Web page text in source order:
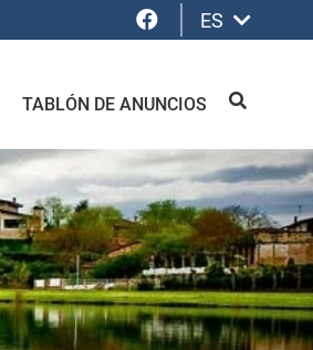
Facebook
ES
TABLÓN DE ANUNCIOS BUSCAR